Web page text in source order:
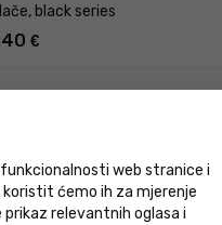
black series
€
web stranice i
ćemo ih za mjerenje
relevantnih oglasa i